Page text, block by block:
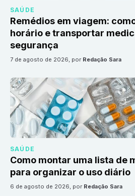
SAÚDE
Remédios em viagem:
horário e transportar
segurança
7 de agosto de 2026, por Redação Sara
SAÚDE
Como montar uma lista de
para organizar o uso diário
6 de agosto de 2026, por Redação Sara